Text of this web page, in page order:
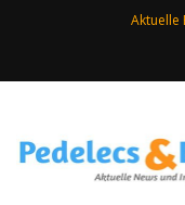
Aktuelle